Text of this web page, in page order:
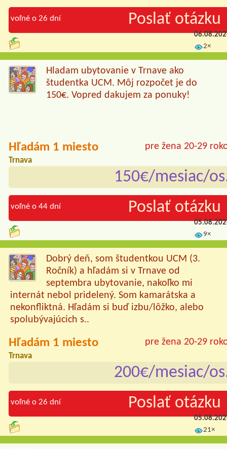
voľné o 26 dní Poslať otázku
2×
Hladam ubytovanie v Trnave ako
študentka UCM. Môj rozpočet je do
150€. Vopred dakujem za ponuky!
pre žena 20-29
Hľadám 1 miesto
Trnava
150€/mesiac/
voľné o 44 dní Poslať otázku
9×
Dobrý deň, som študentkou UCM (3.
Ročník) a hľadám si v Trnave od
septembra ubytovanie, nakoľko mi
internát nebol pridelený. Som kamarátska a
nekonfliktná. Hľadám si buď izbu/lôžko, alebo
spolubývajúcich s..
pre žena 20-29
Hľadám 1 miesto
Trnava
200€/mesiac/
voľné o 26 dní Poslať otázku
21×